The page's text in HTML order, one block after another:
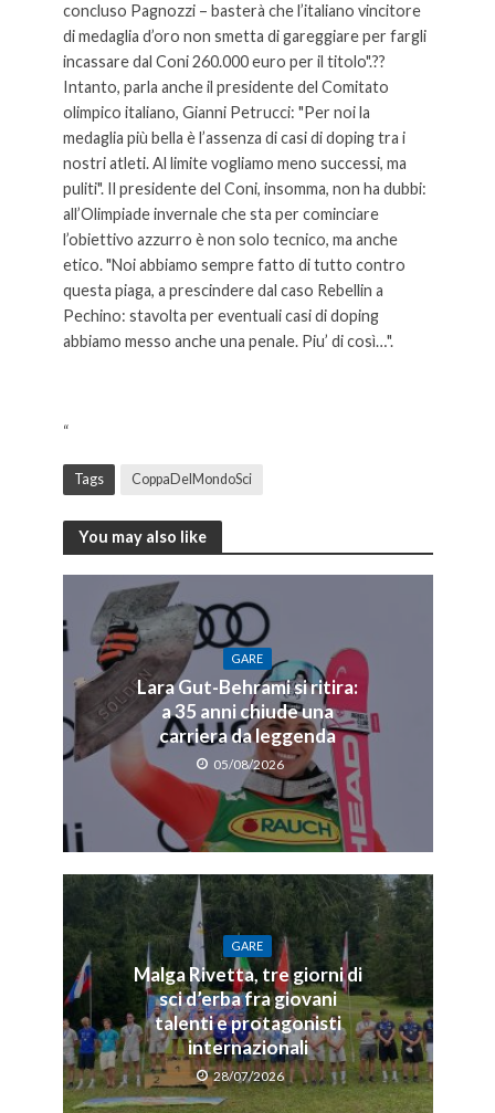
concluso Pagnozzi – basterà che l’italiano vincitore
di medaglia d’oro non smetta di gareggiare per fargli
incassare dal Coni 260.000 euro per il titolo".??
Intanto, parla anche il presidente del Comitato
olimpico italiano, Gianni Petrucci: "Per noi la
medaglia più bella è l’assenza di casi di doping tra i
nostri atleti. Al limite vogliamo meno successi, ma
puliti". Il presidente del Coni, insomma, non ha dubbi:
all’Olimpiade invernale che sta per cominciare
l’obiettivo azzurro è non solo tecnico, ma anche
etico. "Noi abbiamo sempre fatto di tutto contro
questa piaga, a prescindere dal caso Rebellin a
Pechino: stavolta per eventuali casi di doping
abbiamo messo anche una penale. Piu’ di così…".
“
Tags CoppaDelMondoSci
You may also like
GARE
Lara Gut-Behrami si ritira:
a 35 anni chiude una
carriera da leggenda
05/08/2026
GARE
Malga Rivetta, tre giorni di
sci d’erba fra giovani
talenti e protagonisti
internazionali
28/07/2026